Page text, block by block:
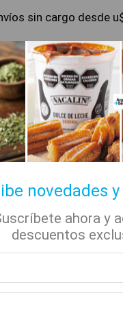
novedades
ahora y
descuentos
sin cargo desde
y Golosinas
📚 Libros 🏷️